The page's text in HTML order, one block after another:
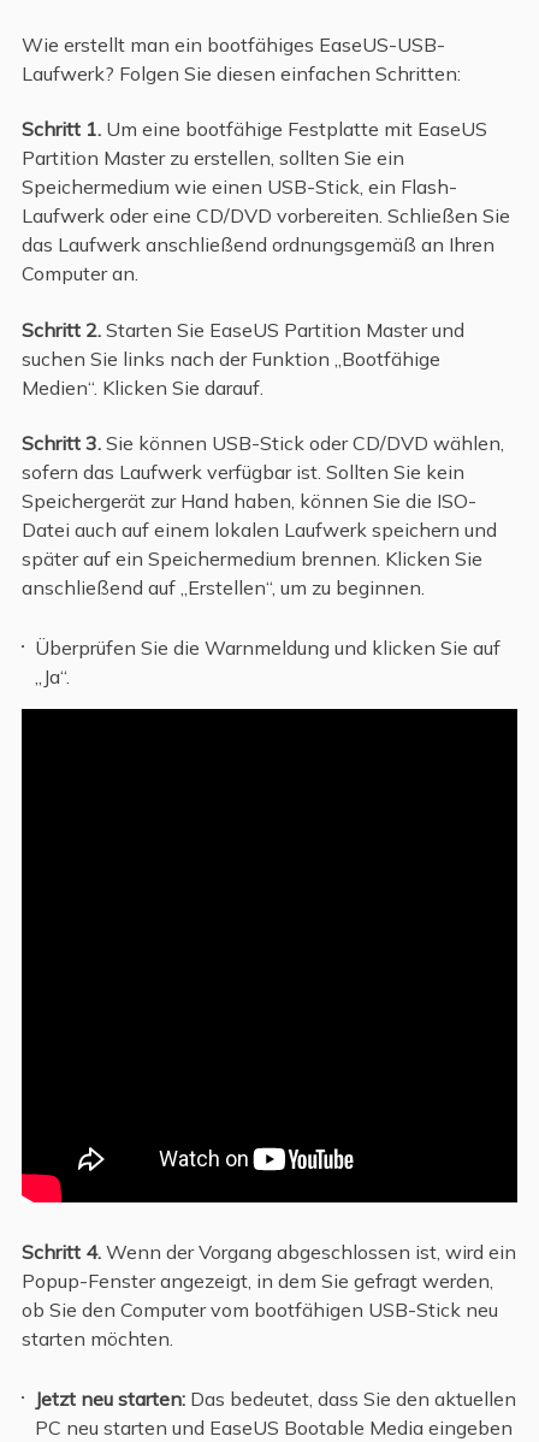
Wie erstellt man ein bootfähiges EaseUS-USB-
Laufwerk? Folgen Sie diesen einfachen Schritten:
Schritt 1.Um eine bootfähige Festplatte mit EaseUS
Partition Master zu erstellen, sollten Sie ein
Speichermedium wie einen USB-Stick, ein Flash-
Laufwerk oder eine CD/DVD vorbereiten. Schließen Sie
das Laufwerk anschließend ordnungsgemäß an Ihren
Computer an.
Schritt 2.Starten Sie EaseUS Partition Master und
suchen Sie links nach der Funktion „Bootfähige
Medien“. Klicken Sie darauf.
Schritt 3.Sie können USB-Stick oder CD/DVD wählen,
sofern das Laufwerk verfügbar ist. Sollten Sie kein
Speichergerät zur Hand haben, können Sie die ISO-
Datei auch auf einem lokalen Laufwerk speichern und
später auf ein Speichermedium brennen. Klicken Sie
anschließend auf „Erstellen“, um zu beginnen.
Überprüfen Sie die Warnmeldung und klicken Sie auf
„Ja“.
Schritt 4.Wenn der Vorgang abgeschlossen ist, wird ein
Popup-Fenster angezeigt, in dem Sie gefragt werden,
ob Sie den Computer vom bootfähigen USB-Stick neu
starten möchten.
Jetzt neu starten: Das bedeutet, dass Sie den aktuellen
PC neu starten und EaseUS Bootable Media eingeben